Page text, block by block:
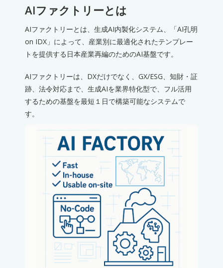
AIファクトリーとは
AIファクトリーとは、生成AI内製化システム、「AI孔明
on IDX」によって、産業別に最適化されたテンプレー
トを提供する日本産業再編のためのAI基盤です。
AIファクトリーは、DXだけでなく、GX/ESG、知財・証
跡、法令対応まで、生成AIを業界特化型で、フル活用
するための基盤を最短１日で構築可能なシステムで
す。